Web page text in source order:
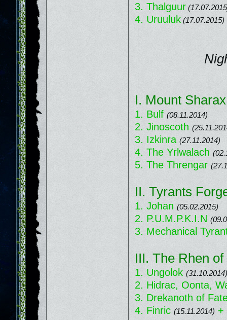
3. Thalguur
4. Uruuluk (17.07.2015)
I. Mount Sharax
1. Bulf (08.11.2014)
2. Jinoscoth
3. Izkinra (27.11.2014)
4. The Yrlwalach
5. The Threngar
II. Tyrants
1. Johan (05.02.2015)
2. P.U.M.P.K.I.N
3. Mechanical
III. The Rhen
1. Ungolok (31.10.2014)
2. Hidrac, Oonta,
3. Drekanoth of
4. Finric (15.11.2014) +